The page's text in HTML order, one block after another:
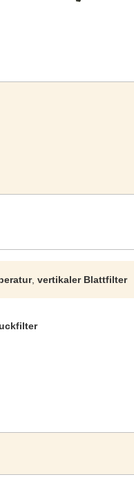
, vertikaler Blattfilter